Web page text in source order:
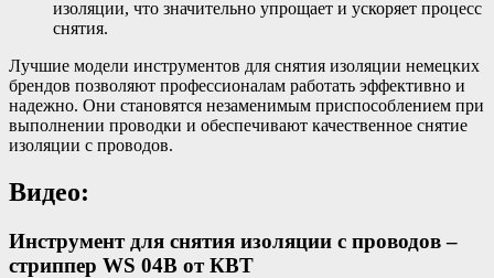
изоляции, что значительно упрощает и ускоряет процесс
снятия.
Лучшие модели инструментов для снятия изоляции немецких
брендов позволяют профессионалам работать эффективно и
надежно. Они становятся незаменимым приспособлением при
выполнении проводки и обеспечивают качественное снятие
изоляции с проводов.
Видео:
Инструмент для снятия изоляции с проводов –
стриппер WS 04B от КВТ